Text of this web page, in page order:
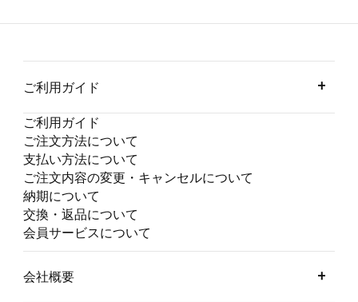
ご利用ガイド
ご利用ガイド
ご注文方法について
支払い方法について
ご注文内容の変更・キャンセルについて
納期について
交換・返品について
会員サービスについて
会社概要